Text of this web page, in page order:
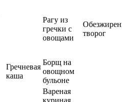
Рагу из
гречки с
овощами
творог
Гречневая
каша
Борщ на
овощном
бульоне
Вареная
куриная